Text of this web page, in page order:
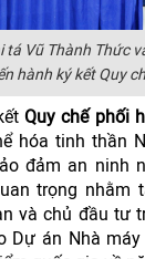
tá Vũ Thành Thức
hành ký kết Quy
Quy chế phối
hóa tinh thần
đảm an ninh
trọng nhằm
và chủ đầu tư
án Nhà máy